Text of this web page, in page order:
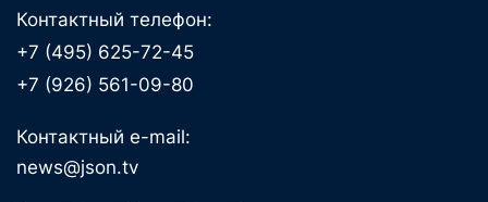
Контактный телефон:
+7 (495) 625-72-45
+7 (926) 561-09-80
Контактный e-mail:
news@json.tv